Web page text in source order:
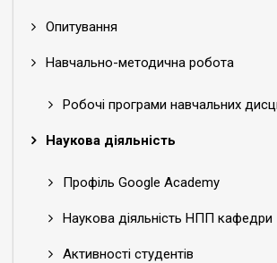
Опитування
Навчально-методична робота
Робочі програми навчальних
Наукова діяльність
Профіль Google Academy
Наукова діяльність НПП кафедри
Активності студентів